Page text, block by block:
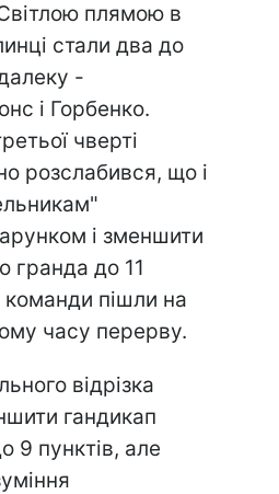
плямою в
стали два до
-
і Горбенко.
чверті
розслабився, що і
і зменшити
гранда до 11
пішли на
часу перерву.
відрізка
гандикап
9 пунктів, але